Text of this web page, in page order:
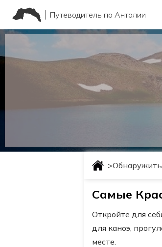
Путеводитель по Анталии
>Обнаружить
Самые
Откройте для
для каноэ,
месте.